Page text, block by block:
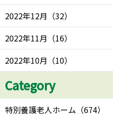
2022年12月 （32）
2022年11月 （16）
2022年10月 （10）
Category
特別養護老人ホーム （674）